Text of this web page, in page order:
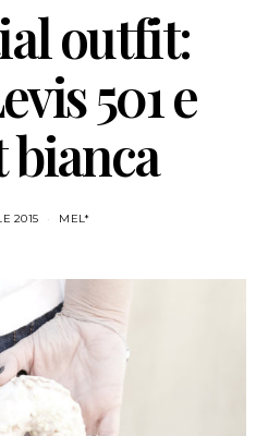
outfit:
501 e
2015 MEL*